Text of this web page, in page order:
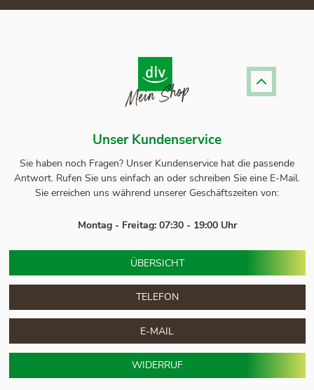
Unser Kundenservice
Sie haben noch Fragen? Unser Kundenservice hat die passende
Antwort. Rufen Sie uns einfach an oder schreiben Sie eine E-Mail.
Sie erreichen uns während unserer Geschäftszeiten von:
Montag - Freitag: 07:30 - 19:00 Uhr
ÜBERSICHT
TELEFON
E-MAIL
WIDERRUF